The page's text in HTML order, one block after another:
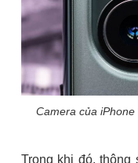
Camera của
Trong khi đó, thông